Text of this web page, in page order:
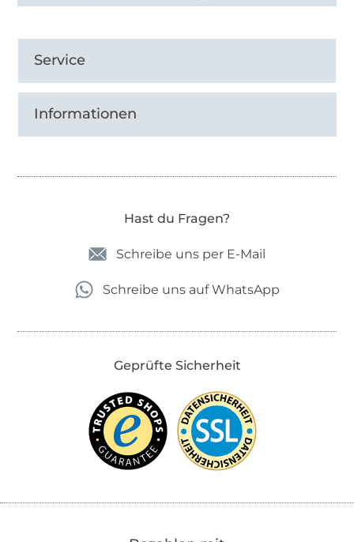
Service
Informationen
Hast du Fragen?
Schreibe uns per E-Mail
Schreibe uns auf WhatsApp
Geprüfte Sicherheit